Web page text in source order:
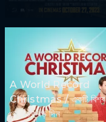
A World Record
Christmas / একটি বিশ্ব
রেকর্ডের বড় দিন